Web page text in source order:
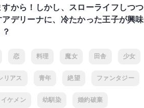
から！しかし、スローライフしつつ
デリーナに、冷たかった王子が興味
恋 料理 魔女 田舎 少女
リアス 青年 絶望 ファンタジー
イケメン 幼馴染 婚約破棄